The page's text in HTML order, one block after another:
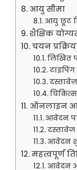
आयु सीमा
आयु छूट
शैक्षिक
चयन
लिखित
ऑनलाइन
आवेदन
आवेदन
महत्वपूर्ण
आवेदन